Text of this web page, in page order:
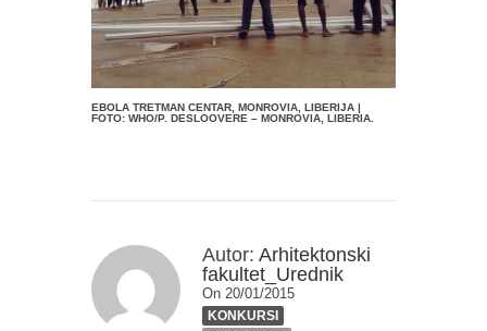
EBOLA TRETMAN CENTAR, MONROVIA, LIBERIJA |
FOTO: WHO/P. DESLOOVERE – MONROVIA, LIBERIA.
Autor: Arhitektonski
fakultet_Urednik
On 20/01/2015
KONKURSI